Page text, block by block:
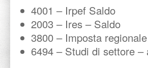
4001 – Irpef Saldo
2003 – Ires – Saldo
3800 – Imposta
6494 – Studi di settore –